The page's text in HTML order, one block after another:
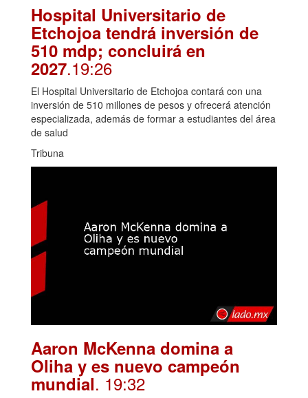
Hospital Universitario de
Etchojoa tendrá inversión de
510 mdp; concluirá en
2027.19:26
El Hospital Universitario de Etchojoa contará con una
inversión de 510 millones de pesos y ofrecerá atención
especializada, además de formar a estudiantes del área
de salud
Tribuna
Aaron McKenna domina a
Oliha y es nuevo campeón
mundial. 19:32